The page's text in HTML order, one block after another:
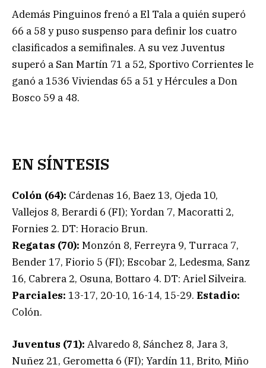
Además Pinguinos frenó a El Tala a quién superó
66 a 58 y puso suspenso para definir los cuatro
clasificados a semifinales. A su vez Juventus
superó a San Martín 71 a 52, Sportivo Corrientes le
ganó a 1536 Viviendas 65 a 51 y Hércules a Don
Bosco 59 a 48.
EN SÍNTESIS
Colón (64): Cárdenas 16, Baez 13, Ojeda 10,
Vallejos 8, Berardi 6 (FI); Yordan 7, Macoratti 2,
Fornies 2. DT: Horacio Brun.
Regatas (70): Monzón 8, Ferreyra 9, Turraca 7,
Bender 17, Fiorio 5 (FI); Escobar 2, Ledesma, Sanz
16, Cabrera 2, Osuna, Bottaro 4. DT: Ariel Silveira.
Parciales: 13-17, 20-10, 16-14, 15-29. Estadio:
Colón.
Juventus (71): Alvaredo 8, Sánchez 8, Jara 3,
Nuñez 21, Gerometta 6 (FI); Yardín 11, Brito, Miño